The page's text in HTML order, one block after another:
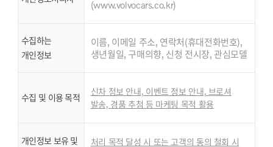
(www.volvocars.co.kr)
수집하는
개인정보
이름, 이메일 주소, 연락처(휴대전화번호),
생년월일, 구매의향, 신청 전시장, 관심모델
수집 및 이용 목적
신차 정보 안내, 이벤트 정보 안내, 브로셔
발송, 경품 추첨 등 마케팅 목적 활용
개인정보 보유 및
처리 목적 달성 시 또는 고객의 동의 철회 시